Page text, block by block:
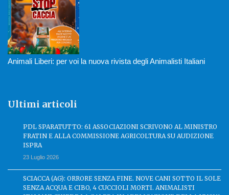
Animali Liberi: per voi la nuova rivista degli Animalisti Italiani
Ultimi articoli
PDL SPARATUTTO: 61 ASSOCIAZIONI SCRIVONO AL MINISTRO
FRATIN E ALLA COMMISSIONE AGRICOLTURA SU AUDIZIONE
ISPRA
23 Luglio 2026
SCIACCA (AG): ORRORE SENZA FINE. NOVE CANI SOTTO IL SOLE
SENZA ACQUA E CIBO, 4 CUCCIOLI MORTI. ANIMALISTI